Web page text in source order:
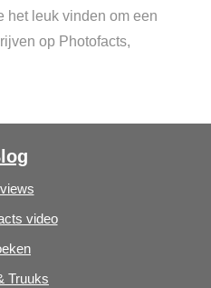
het leuk vinden om een
op Photofacts,
video
Truuks